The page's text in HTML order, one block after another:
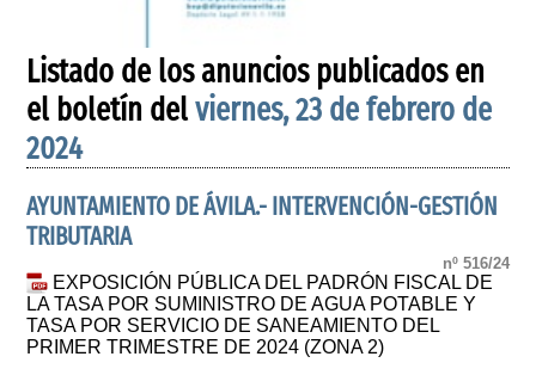
Listado de los anuncios publicados en
el boletín delviernes, 23 de febrero de
2024
AYUNTAMIENTO DE ÁVILA.- INTERVENCIÓN-GESTIÓN
TRIBUTARIA
nº 516/24
EXPOSICIÓN PÚBLICA DEL PADRÓN FISCAL DE
LA TASA POR SUMINISTRO DE AGUA POTABLE Y
TASA POR SERVICIO DE SANEAMIENTO DEL
PRIMER TRIMESTRE DE 2024 (ZONA 2)